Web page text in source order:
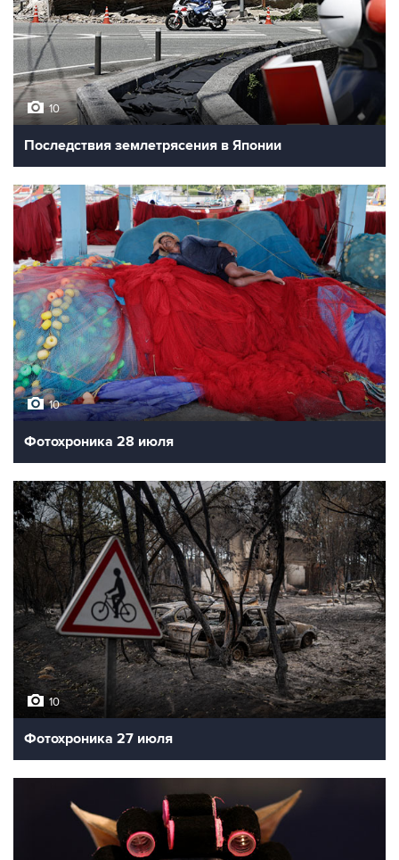
10
Последствия землетрясения в Японии
10
Фотохроника 28 июля
10
Фотохроника 27 июля